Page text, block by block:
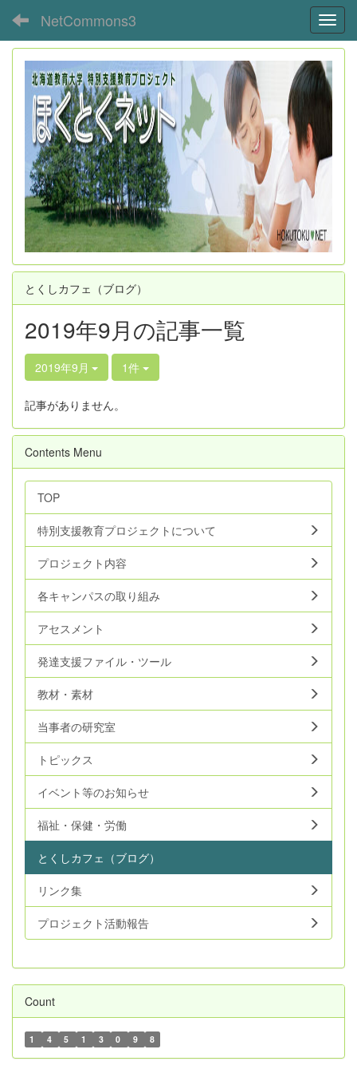
NetCommons3
とくしカフェ（ブログ）
2019年9月の記事一覧
2019年9月 1件
記事がありません。
Contents Menu
TOP
特別支援教育プロジェクトについて
プロジェクト内容
各キャンパスの取り組み
アセスメント
発達支援ファイル・ツール
教材・素材
当事者の研究室
トピックス
イベント等のお知らせ
福祉・保健・労働
とくしカフェ（ブログ）
リンク集
プロジェクト活動報告
Count
1 4 5 1 3 0 9 8